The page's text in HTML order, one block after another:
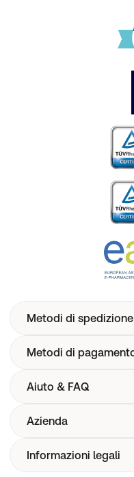
Metodi di spedizione
Metodi di
Aiuto & FAQ
Aiuto
Spedizione
Azienda
Chi siamo
Informazioni legali